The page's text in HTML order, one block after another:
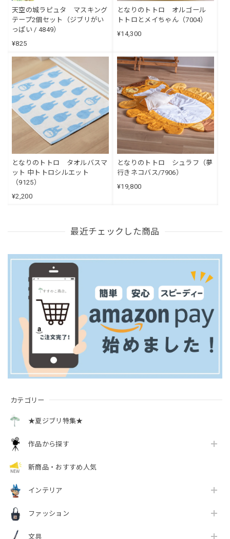
カテゴリー
★夏ジブリ特集★
作品から探す
新商品・おすすめ人気
インテリア
ファッション
文具
天空の城ラピュタ マスキング
テープ2個セット（ジブリがい
っぱい / 4849）
¥825
となりのトトロ オルゴール
トトロとメイちゃん（7004）
¥14,300
となりのトトロ タオルバスマ
ット 中トトロシルエット
（9125）
¥2,200
となりのトトロ シュラフ（夢
行きネコバス/7906）
¥19,800
最近チェックした商品